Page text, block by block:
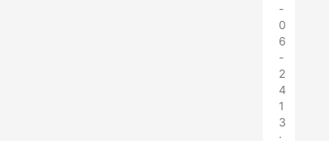
-
0
6
-
2
4
1
3
: